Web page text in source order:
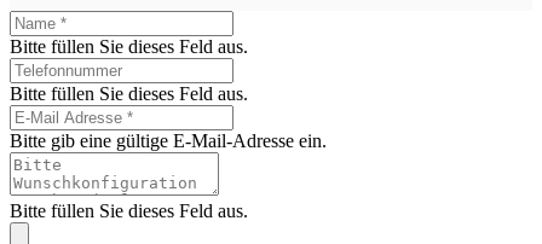
Bitte füllen Sie dieses Feld aus.
Bitte füllen Sie dieses Feld aus.
Bitte gib eine gültige E-Mail-Adresse ein.
Bitte füllen Sie dieses Feld aus.